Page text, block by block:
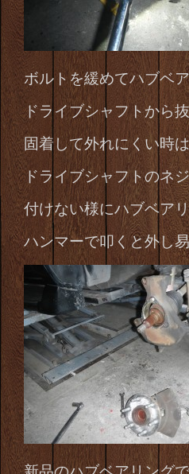
ボルトを緩めてハブベ
ドライブシャフトから
固着して外れにくい時
ドライブシャフトのネ
付けない様にハブベア
ハンマーで叩くと外し